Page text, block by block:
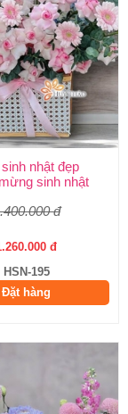
nhật đẹp
sinh nhật
đ
đ
HSN-195
Đặt hàng